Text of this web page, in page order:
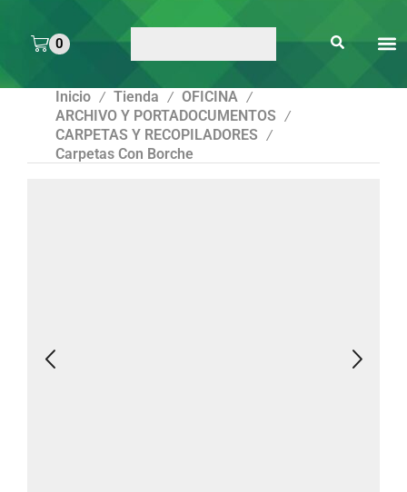
0
Inicio / Tienda / OFICINA /
ARCHIVO Y PORTADOCUMENTOS /
CARPETAS Y RECOPILADORES /
Carpetas Con Borche